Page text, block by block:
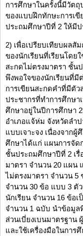
การศึกษาในครั้งนี้มีวัตถุ
ของแบบฝึกทักษะการเ
ประถมศึกษาปีที่ 2 ให้มี
2) เพื่อเปรียบเทียบผลสั
ของนักเรียนที่เรียนโดย
สะกดไม่ตรงมาตรา ชั้น
พึงพอใจของนักเรียนที่มี
การเขียนสะกดคำที่มีตั
ประชากรที่ทำการศึกษา
ศึกษาอยู่ในปีการศึกษา
อำเภอแจ้ห่ม จังหวัดลำ
แบบเจาะจง เนื่องจากผู้
ศึกษาได้แก่ แผนการจัด
ชั้นประถมศึกษาปีที่ 2 เรื่
มาตรา จำนวน 20 แผน
ไม่ตรงมาตรา จำนวน
จำนวน 30 ข้อ แบบ 3 ตั
นักเรียน จำนวน 16 ข้อ
จำนวน 1 ฉบับ นำข้อมูล
ส่วนเบี่ยงเบนมาตรฐาน
และใช้เครื่องมือในการ